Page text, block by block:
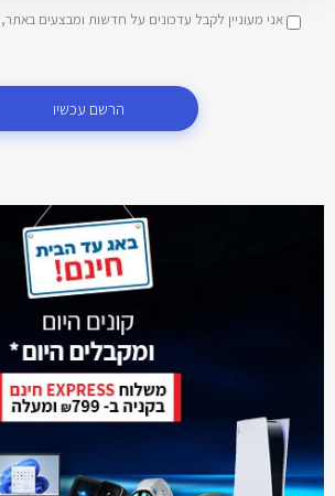
אני מעוניין לקבל עדכונים על חדשות ומבצעים
הרשם עכשיו